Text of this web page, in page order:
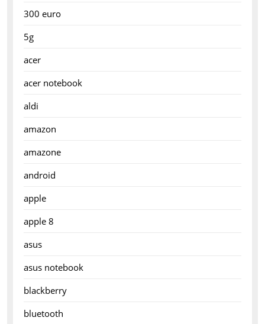
300 euro
5g
acer
acer notebook
aldi
amazon
amazone
android
apple
apple 8
asus
asus notebook
blackberry
bluetooth